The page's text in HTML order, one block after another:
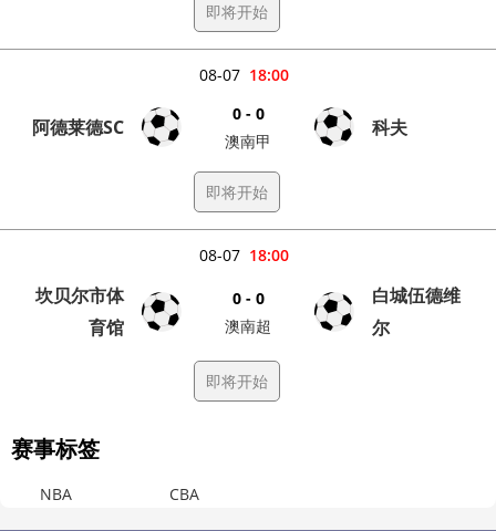
即将开始
18:00
08-07
阿德莱德SC
0 - 0
澳南甲
科夫
即将开始
18:00
08-07
坎贝尔市体
育馆
0 - 0
澳南超
白城伍德维
尔
即将开始
赛事标签
NBA CBA